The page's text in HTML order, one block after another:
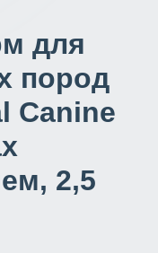
для
пород
Canine
2,5